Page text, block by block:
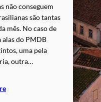
não conseguem
são tantas
mês. No caso de
alas do PMDB
uma pela
outra…